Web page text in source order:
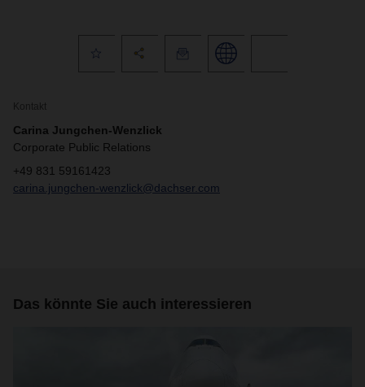
Kontakt
Carina Jungchen-Wenzlick
Corporate Public Relations
+49 831 59161423
carina.jungchen-wenzlick@dachser.com
Das könnte Sie auch interessieren